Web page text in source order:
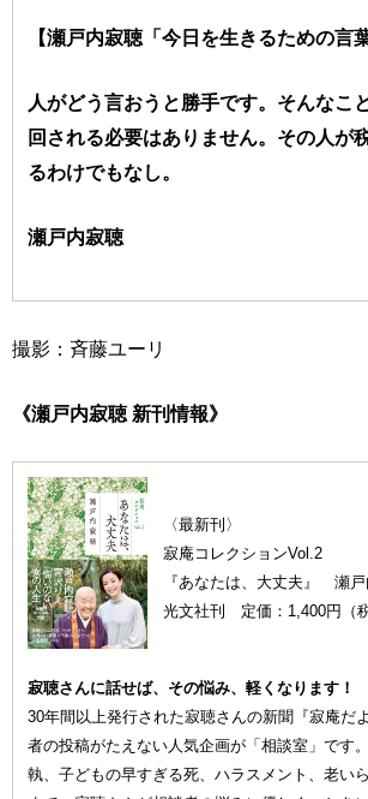
【瀬戸内寂聴「今日を生きるための言
人がどう言おうと勝手です。そんなこ
回される必要はありません。その人が
るわけでもなし。
瀬戸内寂聴
撮影：斉藤ユーリ
《瀬戸内寂聴 新刊情報》
〈最新刊〉
寂庵コレクションVol.2
『あなたは、大丈夫』 瀬
光文社刊 定価：1,400円（税
寂聴さんに話せば、その悩み、軽くなります！
30年間以上発行された寂聴さんの新聞『寂庵だ
者の投稿がたえない人気企画が「相談室」です
執、子どもの早すぎる死、ハラスメント、老い